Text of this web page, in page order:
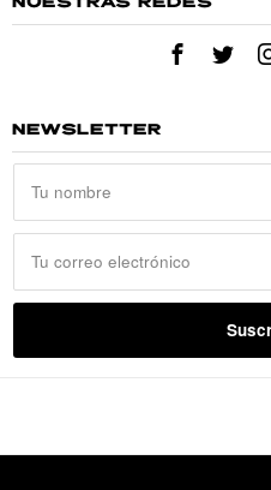
NEWSLETTER